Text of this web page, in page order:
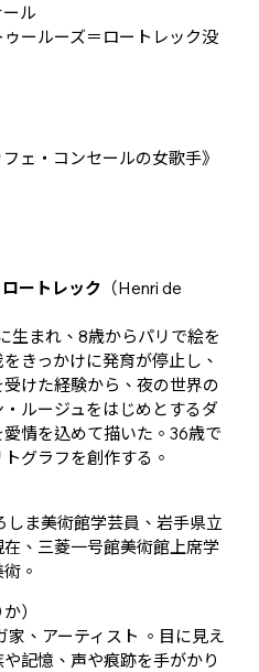
ル
ールーズ＝ロートレック没
ェ・コンセールの女歌手》
ートレック （Henri de
生まれ、8歳からパリで絵を
きっかけに発育が停止し、
けた経験から、夜の世界の
ルージュをはじめとするダ
情を込めて描いた。36歳で
グラフを創作する。
ま美術館学芸員、岩手県立
、三菱一号館美術館上席学
。
）
、アーティスト 。目に見え
記憶、声や痕跡を手がかり